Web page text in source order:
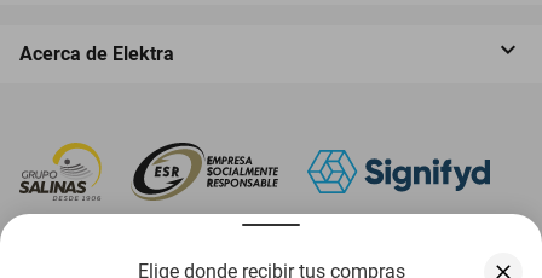
Elige donde recibir tus compras
Acerca de Elektra